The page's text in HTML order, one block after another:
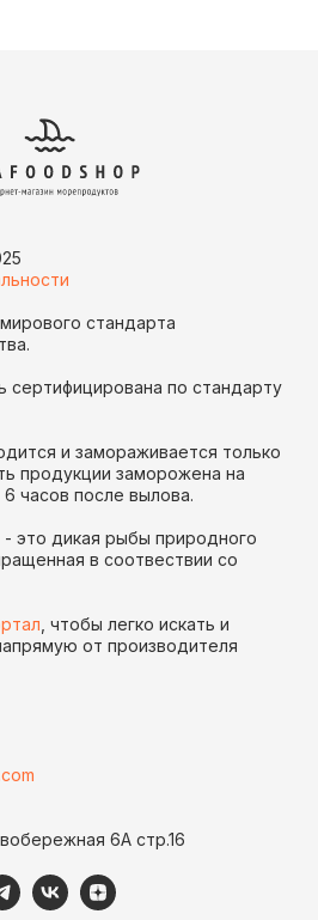
стандарта
по стандарту
и замораживается только
продукции заморожена на
часов после вылова.
это дикая рыбы природного
в соотвествии со
, чтобы легко искать и
от производителя
6А стр.16